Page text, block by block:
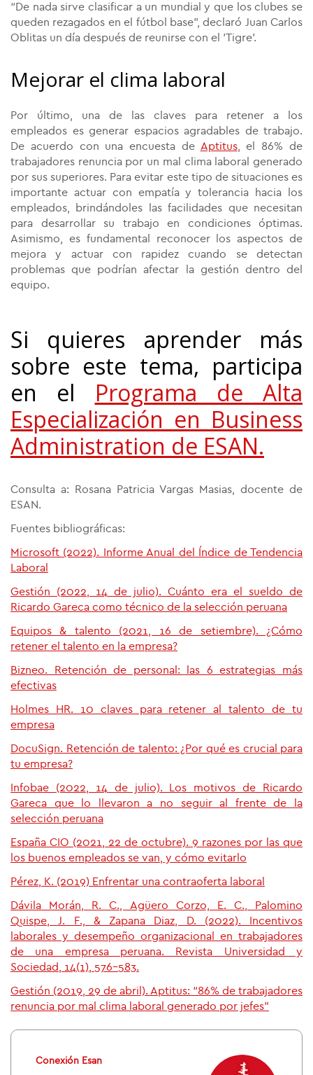
“De nada sirve clasificar a un mundial y que los clubes se
queden rezagados en el fútbol base”, declaró Juan Carlos
Oblitas un día después de reunirse con el 'Tigre'.
Mejorar el clima laboral
Por último, una de las claves para retener a los
empleados es generar espacios agradables de trabajo.
De acuerdo con una encuesta de Aptitus, el 86% de
trabajadores renuncia por un mal clima laboral generado
por sus superiores. Para evitar este tipo de situaciones es
importante actuar con empatía y tolerancia hacia los
empleados, brindándoles las facilidades que necesitan
para desarrollar su trabajo en condiciones óptimas.
Asimismo, es fundamental reconocer los aspectos de
mejora y actuar con rapidez cuando se detectan
problemas que podrían afectar la gestión dentro del
equipo.
Si quieres aprender más
sobre este tema, participa
en el Programa de Alta
Especialización en Business
Administration de ESAN.
Consulta a: Rosana Patricia Vargas Masias, docente de
ESAN.
Fuentes bibliográficas:
Microsoft (2022). Informe Anual del Índice de Tendencia
Laboral
Gestión (2022, 14 de julio). Cuánto era el sueldo de
Ricardo Gareca como técnico de la selección peruana
Equipos & talento (2021, 16 de setiembre). ¿Cómo
retener el talento en la empresa?
Bizneo. Retención de personal: las 6 estrategias más
efectivas
Holmes HR. 10 claves para retener al talento de tu
empresa
DocuSign. Retención de talento: ¿Por qué es crucial para
tu empresa?
Infobae (2022, 14 de julio). Los motivos de Ricardo
Gareca que lo llevaron a no seguir al frente de la
selección peruana
España CIO (2021, 22 de octubre). 9 razones por las que
los buenos empleados se van, y cómo evitarlo
Pérez, K. (2019) Enfrentar una contraoferta laboral
Dávila Morán, R. C., Agüero Corzo, E. C., Palomino
Quispe, J. F., & Zapana Diaz, D. (2022). Incentivos
laborales y desempeño organizacional en trabajadores
de una empresa peruana. Revista Universidad y
Sociedad, 14(1), 576-583.
Gestión (2019, 29 de abril). Aptitus: “86% de trabajadores
renuncia por mal clima laboral generado por jefes”
Conexión Esan